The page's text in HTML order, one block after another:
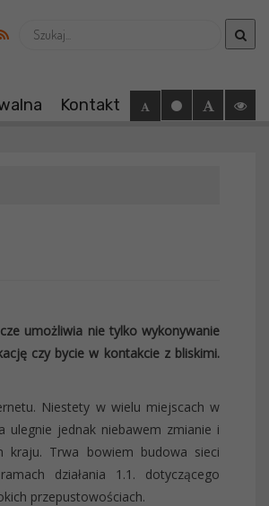
Wyszukaj
Kontakt
umożliwia nie tylko wykonywanie
czy bycie w kontakcie z bliskimi.
Niestety w wielu miejscach w
ulegnie jednak niebawem zmianie i
kraju. Trwa bowiem budowa sieci
działania 1.1. dotyczącego
przepustowościach.